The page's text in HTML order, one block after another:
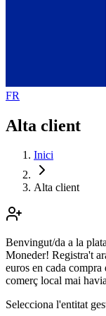
FR
Alta client
Inici
Alta client
Benvingut/da a la
Moneder! Registra't
euros en cada
comerç local mai
Selecciona l'entitat